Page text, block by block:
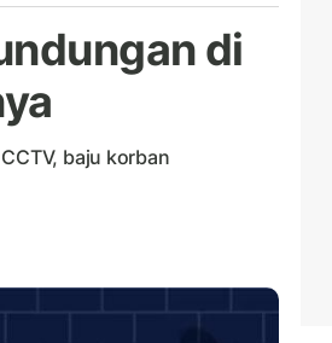
di
baju korban